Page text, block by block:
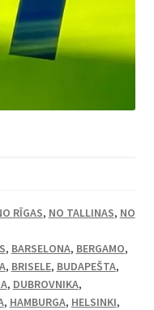
RĪGAS, NO TALLINAS, NO
, BARSELONA, BERGAMO,
, BRISELE, BUDAPEŠTA,
, DUBROVNIKA,
, HAMBURGA, HELSINKI,